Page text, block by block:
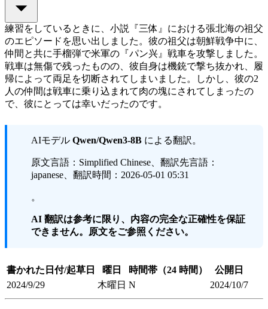
練習をしているときに、小説『三体』における張北海の祖父
のエピソードを思い出しました。彼の祖父は朝鮮戦争中に、
仲間と共に手榴弾で米軍の『パン兴』戦車を攻撃しました。
戦車は無傷で残ったものの、彼自身は機銃で撃ち抜かれ、履
帰によって両足を切断されてしまいました。しかし、彼の2
人の仲間は戦車に乗り込まれて肉の塊にされてしまったの
で、彼にとっては幸いだったのです。
AIモデル Qwen/Qwen3-8B による翻訳。
原文言語：Simplified Chinese、翻訳先言語：
japanese、翻訳時間：2026-05-01 05:31
。
AI 翻訳は参考に限り、内容の完全な正確性を保証
できません。原文をご参照ください。
書かれた日付/起草日 曜日 時間帯（24 時間）
公開日
2024/9/29
木曜日 N 2024/10/7